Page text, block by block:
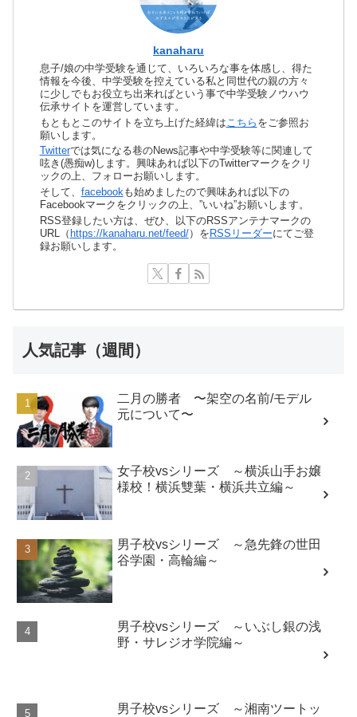
kanaharu
息子/娘の中学受験を通じて、いろいろな事を体感し、得た
情報を今後、中学受験を控えている私と同世代の親の方々
に少しでもお役立ち出来ればという事で中学受験ノウハウ
伝承サイトを運営しています。
もともとこのサイトを立ち上げた経緯は こちら をご参照お
願いします。
Twitterでは気になる巷のNews記事や中学受験等に関連して
呟き(愚痴w)します。興味あれば以下のTwitterマークをクリ
ックの上、フォローお願いします。
そして、 facebookも始めましたので興味あれば以下の
Facebookマークをクリックの上、”いいね”お願いします。
RSS登録したい方は、ぜひ、以下のRSSアンテナマークの
URL（ https://kanaharu.net/feed/）を RSSリーダーにてご登
録お願いします。
人気記事（週間）
二月の勝者 〜架空の名前/モデル
元について〜
女子校vsシリーズ ～横浜山手お嬢
様校！横浜雙葉・横浜共立編～
男子校vsシリーズ ～急先鋒の世田
谷学園・高輪編～
男子校vsシリーズ ～いぶし銀の浅
野・サレジオ学院編～
男子校vsシリーズ ～湘南ツートッ